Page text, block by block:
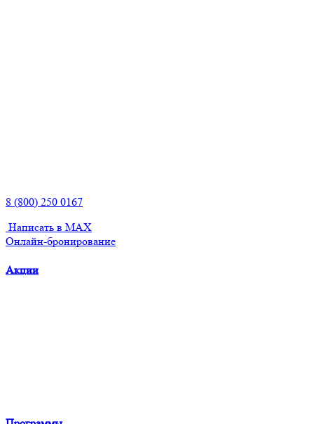
8 (800) 250 0167
Написать в MAX
Онлайн-бронирование
Акции